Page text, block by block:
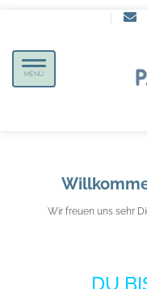
|
Toggle
navigation
MENÜ
Wir freuen uns sehr
DU